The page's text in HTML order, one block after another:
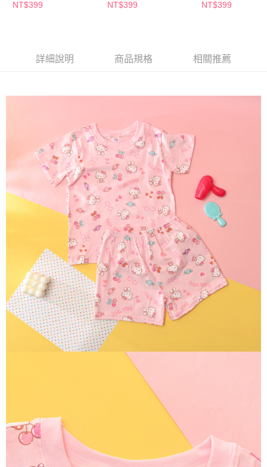
※ 交易是否成功請以「AFTEE先享後付 」之結帳頁面顯示為準，若有關於
１．透過由恩沛科技股份有限公司提供之「AFTEE先享後付」服務完成之交
「AFTEE先享後付」，若未經同意申辦者引起之損失，本公司不負相關責
４．使用「AFTEE先享後付」時，將依據個別帳號之用戶狀況，依本公司即
時審查核予不同之上限額度；若仍有額度不足之情形，本公司將視審查結果
請求用戶進行身份認證。
５．嚴禁一人註冊多個帳號或使用他人資訊註冊。若發現惡意使用之情形，
恩沛科技股份有限公司將有權停止該用戶之使用額度並採取法律行動。
付款後萊爾富取貨
每筆NT$65，滿NT$490(含以上)免運費
每筆NT$65，滿NT$490(含以上)免運費
每筆NT$100，滿NT$790(含以上)免運費
付款後寶雅門市自取(由倉庫統一出貨)
每筆NT$80，滿NT$290(含以上)免運費
NT$399 NT$399 NT$399
詳細說明 商品規格 相關推薦